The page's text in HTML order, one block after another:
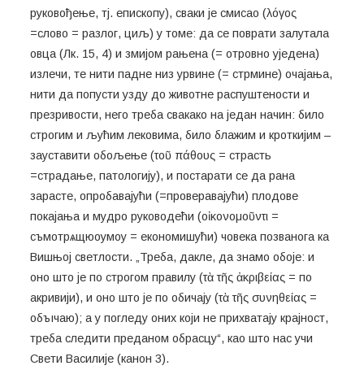
руковођење, тј. епископу), сваки је смисао (λόγος
=слово = разлог, циљ) у томе: да се поврати залутала
овца (Лк. 15, 4) и змијом рањена (= отровно уједена)
излечи, те нити падне низ урвине (= стрмине) очајања,
нити да попусти узду до животне распуштености и
презривости, него треба свакако на један начин: било
строгим и љућим лековима, било блажим и кроткијим –
зауставити обољење (τοῦ πάθους = страсть
=страдање, патологију), и постарати се да рана
зарасте, опробавајући (=проверавајући) плодове
покајања и мудро руководећи (οἰκονομοῦντι =
съмотрѧщюоумоу = економишући) човека позванога ка
Вишњој светлости. „Треба, дакле, да знамо обоје: и
оно што је по строгом правилу (τὰ τῆς ἀκριβείας = по
акривији), и оно што је по обичају (τὰ τῆς συνηθείας =
объıчаю); а у погледу оних који не прихватају крајност,
треба следити преданом обрасцу“, као што нас учи
Свети Василије (канон 3).